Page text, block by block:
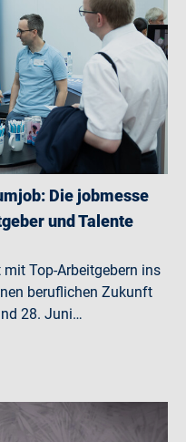
Die jobmesse
und Talente
mit Top-Arbeitgebern ins
beruflichen Zukunft
28. Juni…